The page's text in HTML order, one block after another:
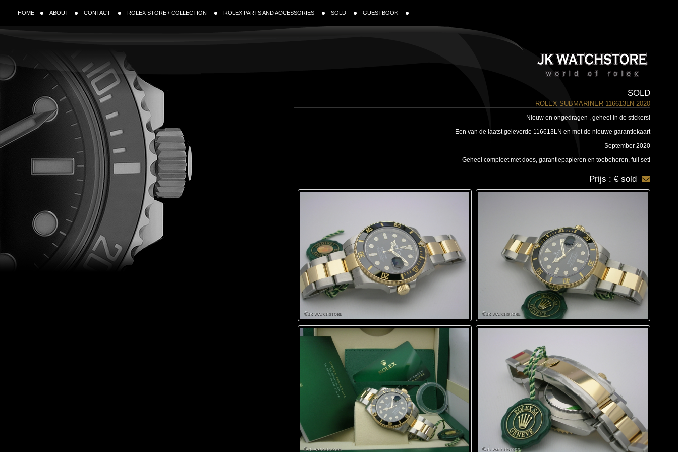
HOME ABOUT CONTACT ROLEX STORE / COLLECTION ROLEX PARTS AND ACCESSORIES SOLD GUESTBOOK
SOLD
ROLEX SUBMARINER 116613LN 2020
Nieuw en ongedragen , geheel in de stickers!
Een van de laatst geleverde 116613LN en met de nieuwe garantiekaart
September 2020
Geheel compleet met doos, garantiepapieren en toebehoren, full set!
Prijs : € sold